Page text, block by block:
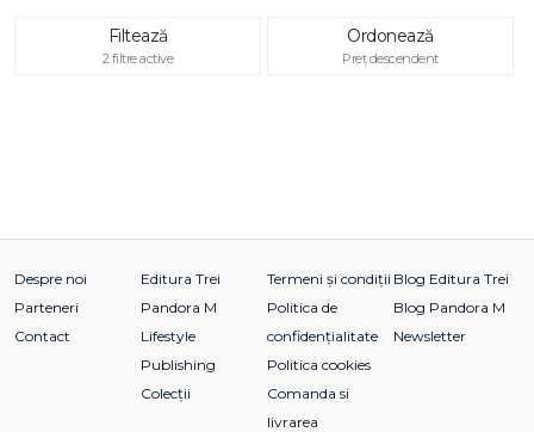
Filtează
2 filtre active
Ordonează
Preț descendent
Despre noi
Parteneri
Contact
Editura Trei
Pandora M
Lifestyle
Publishing
Colecții
Termeni și condiții
Politica de
confidențialitate
Politica cookies
Comanda si
livrarea
Blog Editura Trei
Blog Pandora M
Newsletter